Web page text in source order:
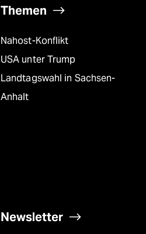
Themen
Nahost-Konflikt
USA unter Trump
Landtagswahl in Sachsen-
Anhalt
Newsletter